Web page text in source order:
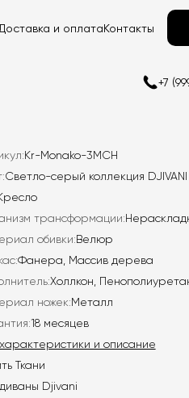
Доставка и оплатаКонтакты
+7
Kr-Monako-3MCH
Светло-серый коллекция DJIVANI
трансформации:
обивки:Велюр
Фанера, Массив дерева
Холлкон,
ножек:Металл
18 месяцев
и описание
Ткани
Djivani